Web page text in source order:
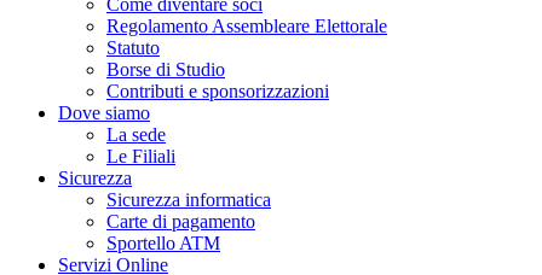
Come diventare soci
Regolamento Assembleare Elettorale
Statuto
Borse di Studio
Contributi e sponsorizzazioni
Dove siamo
La sede
Le Filiali
Sicurezza
Sicurezza informatica
Carte di pagamento
Sportello ATM
Servizi Online